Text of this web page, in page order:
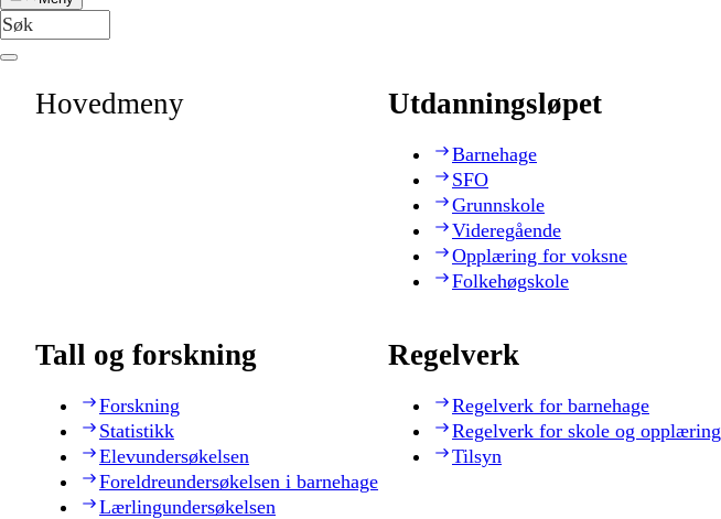
Hovedmeny Utdanningsløpet
Barnehage
SFO
Grunnskole
Videregående
Opplæring for voksne
Folkehøgskole
Tall og forskning
Forskning
Statistikk
Elevundersøkelsen
Foreldreundersøkelsen i barnehage
Lærlingundersøkelsen
Regelverk
Regelverk for barnehage
Regelverk for skole og opplæring
Tilsyn